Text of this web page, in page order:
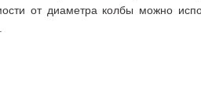
от диаметра колбы можно